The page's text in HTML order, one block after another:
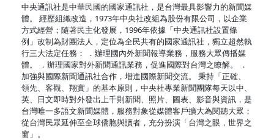
中央通訊社是中華民國的國家通訊社，是台灣最具影響力的新聞媒
體。 經歷組織改造，1973年中央社改組為股份有限公司，以企業
方式經營；隨著民主化發展，1996年依據「中央通訊社設置條
例」改制為財團法人，定位為全民共有的國家通訊社，獨立超然執
行三大法定任務： ．辦理國內外新聞報導業務，服務大眾傳播媒
體。 ．辦理國家對外新聞通訊業務，促進國際對台灣之瞭解。 ．
加強與國際新聞通訊社合作，增進國際新聞交流。 秉持「正確、
領先、客觀、翔實」的基本原則，中央社專業新聞團隊每天以中、
英、日文即時對外發出上千則新聞、照片、圖表、影音與資訊，是
台灣唯一多語文新聞媒體，服務對象從媒體客戶擴大為閱聽大眾；
從台灣民眾延伸至全球僑胞與讀者，充分扮演「台灣之眼，世界之
窗」。